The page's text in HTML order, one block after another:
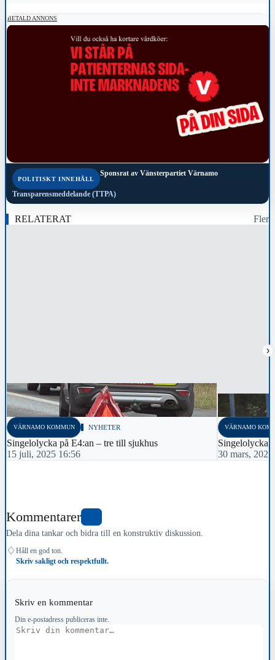
BETALD ANNONS
POLITISKT INNEHÅLL
Sponsrat av Vänsterpartiet Värnamo
Transparensmeddelande (TTPA)
RELATERAT Fler
›
VÄRNAMO KOMMUN NYHETER
Singelolycka på E4:an – tre till sjukhus
15 juli, 2025 16:56
VÄRNAMO
Singelolycka
30 mars,
Kommentarer
Dela dina tankar och bidra till en konstruktiv diskussion.
♢ Håll en god ton.
Skriv sakligt och respektfullt.
Skriv en kommentar
Din e-postadress publiceras inte.
Kommentar